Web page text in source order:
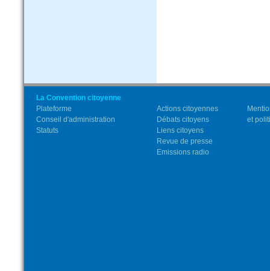
La Convention citoyenne
Plateforme
Conseil d'administration
Statuts
Actions citoyennes
Débats citoyens
Liens citoyens
Revue de presse
Emissions radio
et